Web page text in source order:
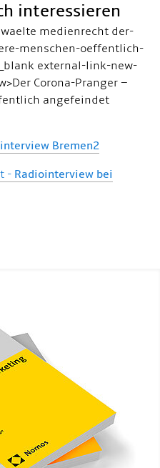
interessieren
medienrecht der-
menschen-oeffentlich-
external-link-new-
Corona-Pranger –
angefeindet
Bremen2
- Radiointerview bei